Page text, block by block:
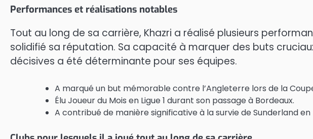
Performances et réalisations notables
Tout au long de sa carrière, Khazri a réalisé plusieurs
solidifié sa réputation. Sa capacité à marquer des buts
décisives a été déterminante pour ses équipes.
A marqué un but mémorable contre l’Angleterre lors de la
Élu Joueur du Mois en Ligue 1 durant son passage à Bordeaux.
A contribué de manière significative à la survie de Sunderland